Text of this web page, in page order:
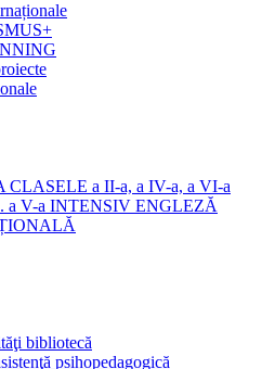
a II-a, a IV-a, a VI-a
a V-a INTENSIV ENGLEZĂ
bibliotecă
psihopedagogică